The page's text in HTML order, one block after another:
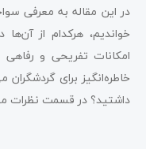
در این مقاله به معرفی
خواندیم، هرکدام از
امکانات تفریحی و
خاطره‌انگیز برای
داشتید؟ در قسمت نظرات